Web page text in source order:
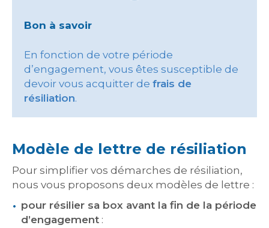
Bon à savoir
En fonction de votre période
d’engagement, vous êtes susceptible de
devoir vous acquitter de frais de
résiliation.
Modèle de lettre de résiliation
Pour simplifier vos démarches de résiliation,
nous vous proposons deux modèles de lettre :
pour résilier sa box avant la fin de la période
d’engagement :